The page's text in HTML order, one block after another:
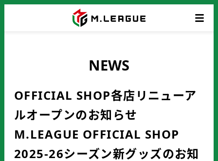
NEWS
OFFICIAL SHOP各店リニューア
ルオープンのお知らせ
M.LEAGUE OFFICIAL SHOP
2025-26シーズン新グッズのお知